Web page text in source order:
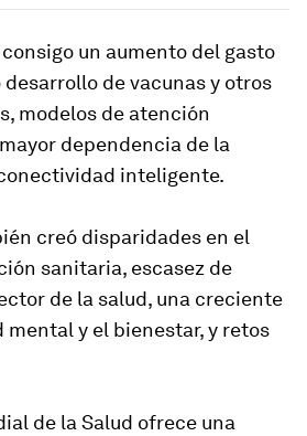
un aumento del gasto
de vacunas y otros
modelos de atención
dependencia de la
inteligente.
creó disparidades en el
sanitaria, escasez de
de la salud, una creciente
mental y el bienestar, y retos
de la Salud ofrece una